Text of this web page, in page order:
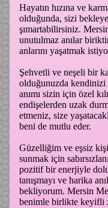
Hayatın hızına ve
olduğunda, sizi
şımartabilirsiniz.
unutulmaz anılar
anlarını yaşatmak
Şehvetli ve neşeli bir
olduğunuzda kendinizi
anımı sizin için özel
endişelerden uzak
etmeniz, size
beni de mutlu eder.
Güzelliğim ve eşsiz
sunmak için
pozitif bir enerjiyle
tanışmayı ve harika
bekliyorum. Mersin
benimle birlikte keyifli